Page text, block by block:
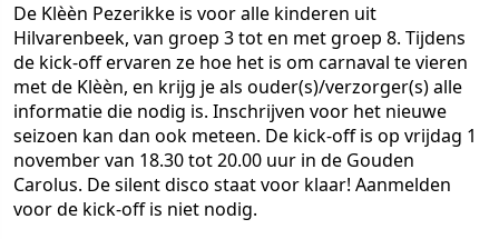
De Klèèn Pezerikke is voor alle kinderen uit
Hilvarenbeek, van groep 3 tot en met groep 8. Tijdens
de kick-off ervaren ze hoe het is om carnaval te vieren
met de Klèèn, en krijg je als ouder(s)/verzorger(s) alle
informatie die nodig is. Inschrijven voor het nieuwe
seizoen kan dan ook meteen. De kick-off is op vrijdag 1
november van 18.30 tot 20.00 uur in de Gouden
Carolus. De silent disco staat voor klaar! Aanmelden
voor de kick-off is niet nodig.